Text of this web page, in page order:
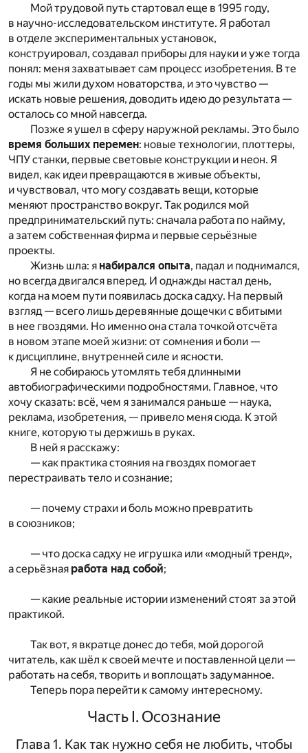
Мой трудовой путь стартовал еще в 1995 году,
в научно-исследовательском институте. Я работал
в отделе экспериментальных установок,
конструировал, создавал приборы для науки и уже тогда
понял: меня захватывает сам процесс изобретения. В те
годы мы жили духом новаторства, и это чувство —
искать новые решения, доводить идею до результата —
осталось со мной навсегда.
Позже я ушел в сферу наружной рекламы. Это было
время больших перемен: новые технологии, плоттеры,
ЧПУ станки, первые световые конструкции и неон. Я
видел, как идеи превращаются в живые объекты,
и чувствовал, что могу создавать вещи, которые
меняют пространство вокруг. Так родился мой
предпринимательский путь: сначала работа по найму,
а затем собственная фирма и первые серьёзные
проекты.
Жизнь шла: я набирался опыта, падал и поднимался,
но всегда двигался вперед. И однажды настал день,
когда на моем пути появилась доска садху. На первый
взгляд — всего лишь деревянные дощечки с вбитыми
в нее гвоздями. Но именно она стала точкой отсчёта
в новом этапе моей жизни: от сомнения и боли —
к дисциплине, внутренней силе и ясности.
Я не собираюсь утомлять тебя длинными
автобиографическими подробностями. Главное, что
хочу сказать: всё, чем я занимался раньше — наука,
реклама, изобретения, — привело меня сюда. К этой
книге, которую ты держишь в руках.
В ней я расскажу:
— как практика стояния на гвоздях помогает
перестраивать тело и сознание;
— почему страхи и боль можно превратить
в союзников;
— что доска садху не игрушка или «модный тренд»,
а серьёзная работа над собой;
— какие реальные истории изменений стоят за этой
практикой.
Так вот, я вкратце донес до тебя, мой дорогой
читатель, как шёл к своей мечте и поставленной цели —
работать на себя, творить и воплощать задуманное.
Теперь пора перейти к самому интересному.
Часть I. Осознание
Глава 1. Как так нужно себя не любить, чтобы